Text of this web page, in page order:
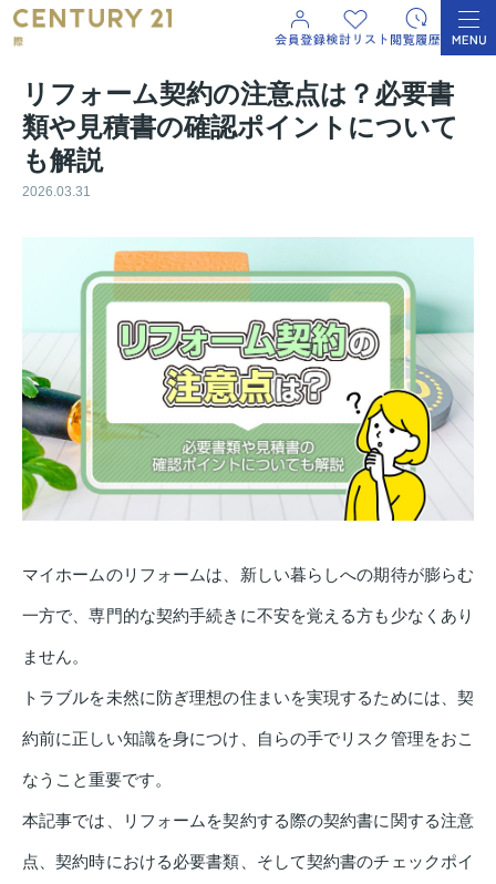
リフォーム契約の注意点は？必要書
類や見積書の確認ポイントについて
も解説
2026.03.31
マイホームのリフォームは、新しい暮らしへの期待が膨らむ
一方で、専門的な契約手続きに不安を覚える方も少なくあり
ません。
トラブルを未然に防ぎ理想の住まいを実現するためには、契
約前に正しい知識を身につけ、自らの手でリスク管理をおこ
なうこと重要です。
本記事では、リフォームを契約する際の契約書に関する注意
点、契約時における必要書類、そして契約書のチェックポイ